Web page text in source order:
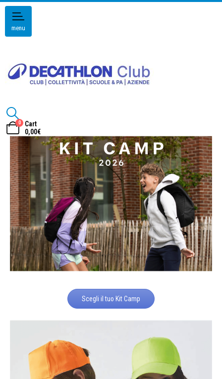
menu
0
Cart
0,00€
Scegli il tuo Kit Camp